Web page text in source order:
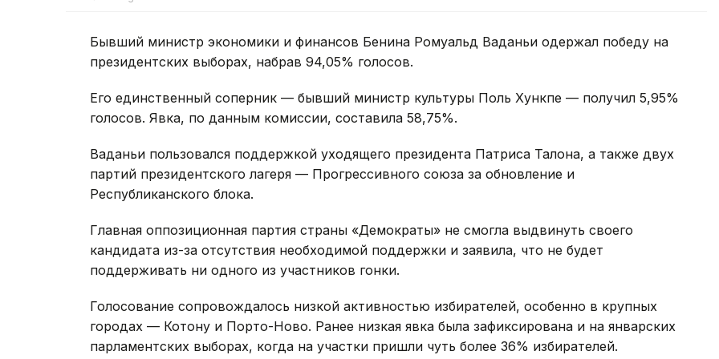
Бывший министр экономики и финансов Бенина Ромуальд Ваданьи одержал победу на
президентских выборах, набрав 94,05% голосов.
Его единственный соперник — бывший министр культуры Поль Хункпе — получил 5,95%
голосов. Явка, по данным комиссии, составила 58,75%.
Ваданьи пользовался поддержкой уходящего президента Патриса Талона, а также двух
партий президентского лагеря — Прогрессивного союза за обновление и
Республиканского блока.
Главная оппозиционная партия страны «Демократы» не смогла выдвинуть своего
кандидата из-за отсутствия необходимой поддержки и заявила, что не будет
поддерживать ни одного из участников гонки.
Голосование сопровождалось низкой активностью избирателей, особенно в крупных
городах — Котону и Порто-Ново. Ранее низкая явка была зафиксирована и на январских
парламентских выборах, когда на участки пришли чуть более 36% избирателей.